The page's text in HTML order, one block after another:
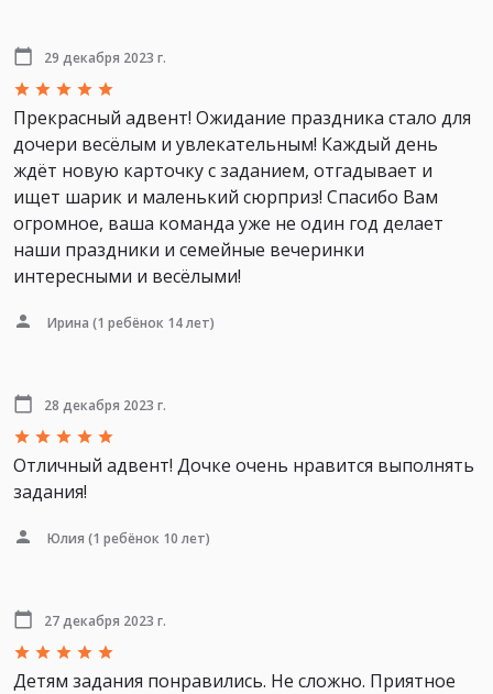
29 декабря 2023 г.
Прекрасный адвент! Ожидание праздника стало для
дочери весёлым и увлекательным! Каждый день
ждёт новую карточку с заданием, отгадывает и
ищет шарик и маленький сюрприз! Спасибо Вам
огромное, ваша команда уже не один год делает
наши праздники и семейные вечеринки
интересными и весёлыми!
Ирина (1 ребёнок 14 лет)
28 декабря 2023 г.
Отличный адвент! Дочке очень нравится выполнять
задания!
Юлия (1 ребёнок 10 лет)
27 декабря 2023 г.
Детям задания понравились. Не сложно. Приятное